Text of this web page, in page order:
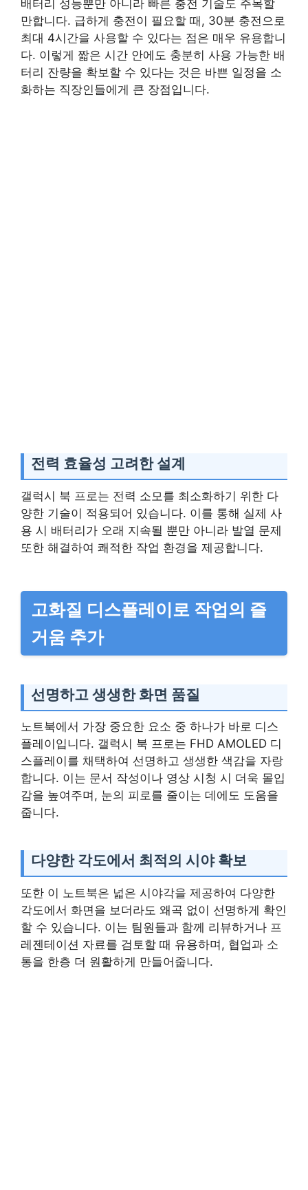
배터리 성능뿐만 아니라 빠른 충전 기술도 주목할
만합니다. 급하게 충전이 필요할 때, 30분 충전으로
최대 4시간을 사용할 수 있다는 점은 매우 유용합니
다. 이렇게 짧은 시간 안에도 충분히 사용 가능한 배
터리 잔량을 확보할 수 있다는 것은 바쁜 일정을 소
화하는 직장인들에게 큰 장점입니다.
전력 효율성 고려한 설계
갤럭시 북 프로는 전력 소모를 최소화하기 위한 다
양한 기술이 적용되어 있습니다. 이를 통해 실제 사
용 시 배터리가 오래 지속될 뿐만 아니라 발열 문제
또한 해결하여 쾌적한 작업 환경을 제공합니다.
고화질 디스플레이로 작업의 즐
거움 추가
선명하고 생생한 화면 품질
노트북에서 가장 중요한 요소 중 하나가 바로 디스
플레이입니다. 갤럭시 북 프로는 FHD AMOLED 디
스플레이를 채택하여 선명하고 생생한 색감을 자랑
합니다. 이는 문서 작성이나 영상 시청 시 더욱 몰입
감을 높여주며, 눈의 피로를 줄이는 데에도 도움을
줍니다.
다양한 각도에서 최적의 시야 확보
또한 이 노트북은 넓은 시야각을 제공하여 다양한
각도에서 화면을 보더라도 왜곡 없이 선명하게 확인
할 수 있습니다. 이는 팀원들과 함께 리뷰하거나 프
레젠테이션 자료를 검토할 때 유용하며, 협업과 소
통을 한층 더 원활하게 만들어줍니다.